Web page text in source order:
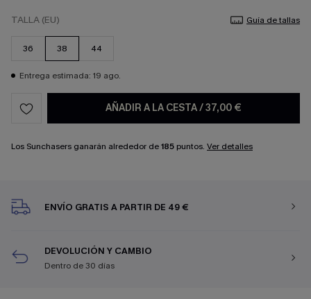
TALLA (EU) Guía de tallas
36 38 44
Entrega estimada: 19 ago.
AÑADIR A LA CESTA/37,00 €
Los Sunchasers ganarán alrededor de185 puntos. Ver detalles
ENVÍO GRATIS A PARTIR DE 49 €
DEVOLUCIÓN Y CAMBIO
Dentro de 30 días